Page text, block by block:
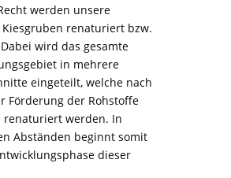
werden unsere
renaturiert bzw.
wird das gesamte
in mehrere
eingeteilt, welche nach
Förderung der Rohstoffe
renaturiert werden. In
Abständen beginnt somit
dieser